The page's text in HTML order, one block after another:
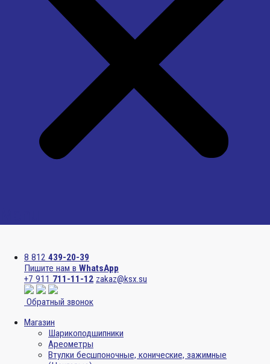
8 812 439-20-39
Пишите нам в WhatsApp
+7 911 711-11-12 zakaz@ksx.su
Обратный звонок
Магазин
Шарикоподшипники
Ареометры
Втулки бесшпоночные, конические, зажимные